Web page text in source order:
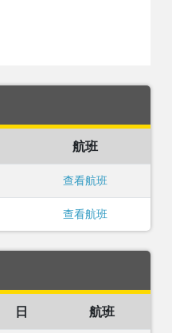
航班
查看航班
查看航班
日 航班